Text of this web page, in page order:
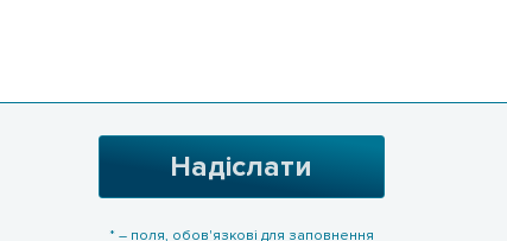
Надіслати
* – поля, обов'язкові для заповнення